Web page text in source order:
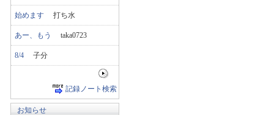
始めます 打ち水
あー、もう taka0723
8/4 子分
記録ノート検索
お知らせ